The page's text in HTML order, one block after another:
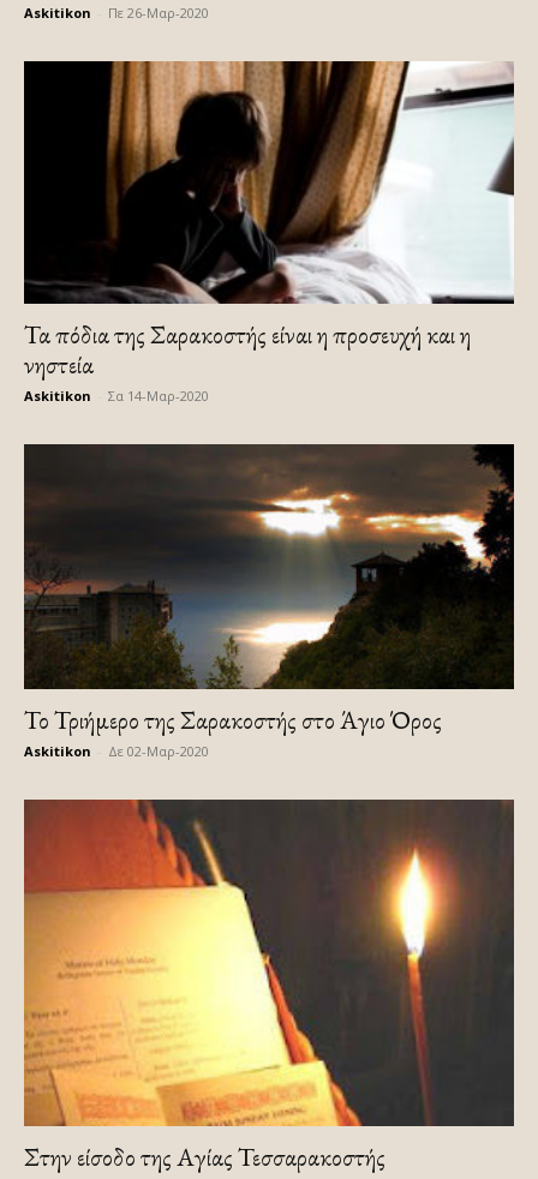
Askitikon Πε 26-Μαρ-2020
Τα πόδια της Σαρακοστής είναι η προσευχή και η
νηστεία
Askitikon Σα 14-Μαρ-2020
Το Τριήμερο της Σαρακοστής στο Άγιο Όρος
Askitikon Δε 02-Μαρ-2020
Στην είσοδο της Αγίας Τεσσαρακοστής